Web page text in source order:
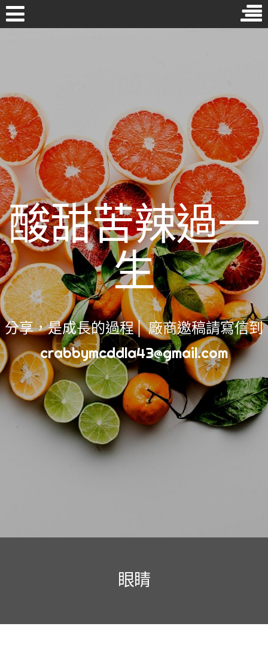
酸甜苦辣過一
生
分享，是成長的過程│ 廠商邀稿請寫信到
crabbymcddla43@gmail.com
眼睛
的化妝水使用方式！
年齡超過四十九還能進行牙齒矯正嗎？牙醫生這麼說…
拔智齒後覺得同側頭痛、下顎骨疼痛嗎？這些也許是乾性齒槽
炎的症狀
哪種種類的葉黃素最好？1分鐘帶你搞懂單方與複方的功效
維他命C功效多！除了可增多免疫力，居然還能…
分類
(保養)技巧/方法
(分享)醫學知識
(創業)青創/金融
(彩妝)選色/畫法
寂寞High歌
成長紀錄
美容紓壓新選擇
超級購物狂